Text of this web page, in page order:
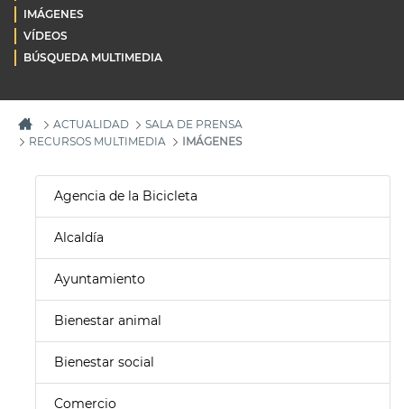
IMÁGENES
VÍDEOS
BÚSQUEDA MULTIMEDIA
ACTUALIDAD
SALA DE PRENSA
RECURSOS MULTIMEDIA
IMÁGENES
Agencia de la Bicicleta
Alcaldía
Ayuntamiento
Bienestar animal
Bienestar social
Comercio